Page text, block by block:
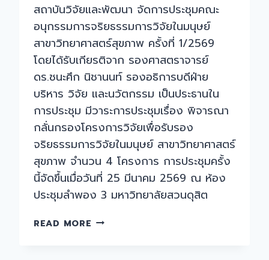
สถาบันวิจัยและพัฒนา จัดการประชุมคณะ
อนุกรรมการจริยธรรมการวิจัยในมนุษย์
สาขาวิทยาศาสตร์สุขภาพ ครั้งที่ 1/2569
โดยได้รับเกียรติจาก รองศาสตราจารย์
ดร.ชนะศึก นิชานนท์ รองอธิการบดีฝ่าย
บริหาร วิจัย และนวัตกรรม เป็นประธานใน
การประชุม มีวาระการประชุมเรื่อง พิจารณา
กลั่นกรองโครงการวิจัยเพื่อรับรอง
จริยธรรมการวิจัยในมนุษย์ สาขาวิทยาศาสตร์
สุขภาพ จำนวน 4 โครงการ การประชุมครั้ง
นี้จัดขึ้นเมื่อวันที่ 25 มีนาคม 2569 ณ ห้อง
ประชุมลำพอง 3 มหาวิทยาลัยสวนดุสิต
READ MORE การ